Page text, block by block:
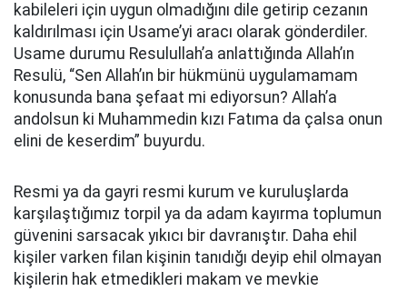
kabileleri için uygun olmadığını dile getirip cezanın
kaldırılması için Usame’yi aracı olarak gönderdiler.
Usame durumu Resulullah’a anlattığında Allah’ın
Resulü, “Sen Allah’ın bir hükmünü uygulamamam
konusunda bana şefaat mi ediyorsun? Allah’a
andolsun ki Muhammedin kızı Fatıma da çalsa onun
elini de keserdim” buyurdu.
Resmi ya da gayri resmi kurum ve kuruluşlarda
karşılaştığımız torpil ya da adam kayırma toplumun
güvenini sarsacak yıkıcı bir davranıştır. Daha ehil
kişiler varken filan kişinin tanıdığı deyip ehil olmayan
kişilerin hak etmedikleri makam ve mevkie